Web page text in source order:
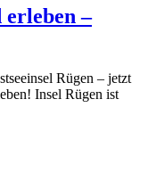
erleben –
Rügen – jetzt
Insel Rügen ist